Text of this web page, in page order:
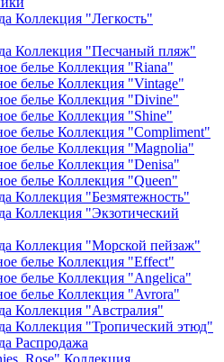
Коллекция "Легкость"
Коллекция "Песчаный пляж"
белье Коллекция "Riana"
белье Коллекция "Vintage"
белье Коллекция "Divine"
белье Коллекция "Shine"
белье Коллекция "Compliment"
белье Коллекция "Magnolia"
белье Коллекция "Denisa"
белье Коллекция "Queen"
Коллекция "Безмятежность"
Коллекция "Экзотический
Коллекция "Морской пейзаж"
белье Коллекция "Effect"
белье Коллекция "Angelica"
белье Коллекция "Avrora"
Коллекция "Австралия"
Коллекция "Тропический этюд"
Распродажа
Коллекция